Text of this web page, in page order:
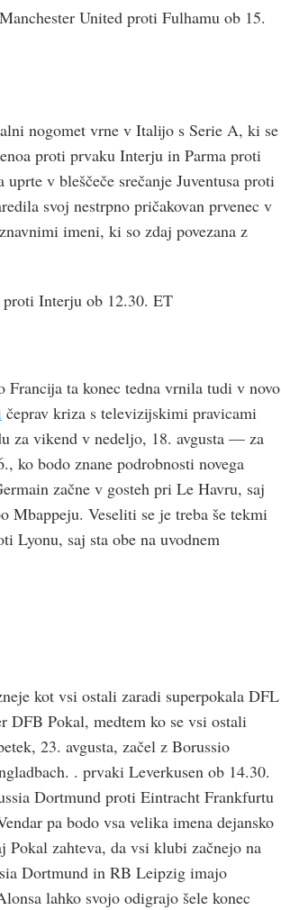
United proti Fulhamu ob 15.
nogomet vrne v Italijo s Serie A, ki se
proti prvaku Interju in Parma proti
v bleščeče srečanje Juventusa proti
svoj nestrpno pričakovan prvenec v
imeni, ki so zdaj povezana z
Interju ob 12.30. ET
Francija ta konec tedna vrnila tudi v novo
čeprav kriza s televizijskimi pravicami
za vikend v nedeljo, 18. avgusta — za
ko bodo znane podrobnosti novega
začne v gosteh pri Le Havru, saj
Mbappeju. Veseliti se je treba še tekmi
Lyonu, saj sta obe na uvodnem
kot vsi ostali zaradi superpokala DFL
DFB Pokal, medtem ko se vsi ostali
23. avgusta, začel z Borussio
. prvaki Leverkusen ob 14.30.
Dortmund proti Eintracht Frankfurtu
pa bodo vsa velika imena dejansko
Pokal zahteva, da vsi klubi začnejo na
Dortmund in RB Leipzig imajo
lahko svojo odigrajo šele konec